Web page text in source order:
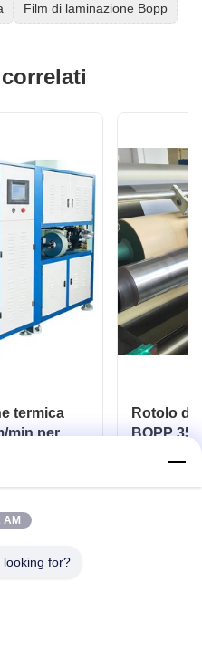
Film di laminazione Bopp
termica
min per
Rotolo di
BOPP
AM
looking for?